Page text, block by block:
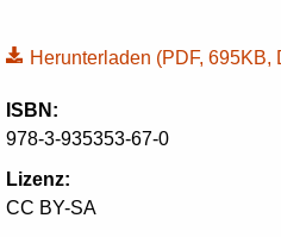
Herunterladen (PDF, 695KB,
ISBN:
978-3-935353-67-0
Lizenz:
CC BY-SA